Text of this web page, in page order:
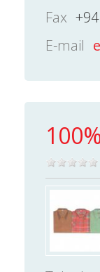
Fax
E-mail